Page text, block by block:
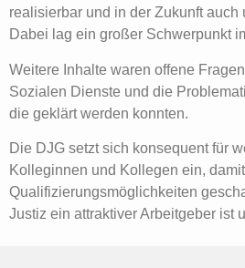
realisierbar und in der Zukunft auch
Dabei lag ein großer Schwerpunkt
Weitere Inhalte waren offene
Sozialen Dienste und die
die geklärt werden konnten.
Die DJG setzt sich konsequent für
Kolleginnen und Kollegen ein,
Qualifizierungsmöglichkeiten
Justiz ein attraktiver Arbeitgeber ist